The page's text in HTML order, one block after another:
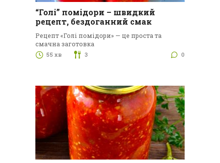
“Голі” помідори – швидкий
рецепт, бездоганний смак
Рецепт «Голі помідори» — це проста та
смачна заготовка
55 хв 3 0